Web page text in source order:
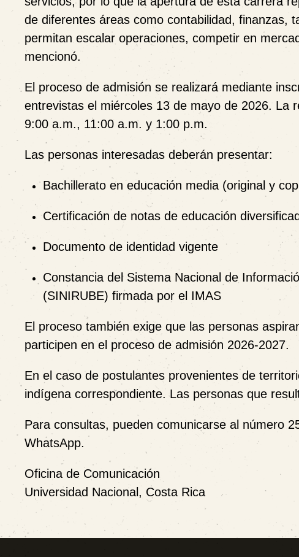
de diferentes áreas como contabilidad, finanzas,
permitan escalar operaciones, competir en
mencionó.
El proceso de admisión se realizará mediante
entrevistas el miércoles 13 de mayo de 2026. La
9:00 a.m., 11:00 a.m. y 1:00 p.m.
Las personas interesadas deberán presentar:
Bachillerato en educación media (original y
Certificación de notas de educación
Documento de identidad vigente
Constancia del Sistema Nacional de
(SINIRUBE) firmada por el IMAS
El proceso también exige que las personas
participen en el proceso de admisión 2026-2027.
En el caso de postulantes provenientes de
indígena correspondiente. Las personas que
Para consultas, pueden comunicarse al número
WhatsApp.
Oficina de Comunicación
Universidad Nacional, Costa Rica